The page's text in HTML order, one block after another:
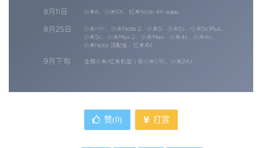
赞(0) 打赏